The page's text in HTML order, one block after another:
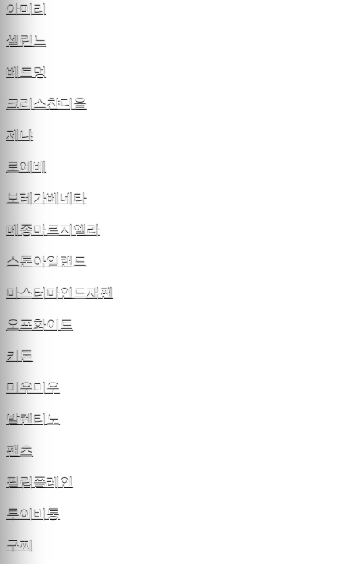
아미리
셀린느
베트멍
크리스챤디올
제냐
로에베
보테가베네타
메종마르지엘라
스톤아일랜드
마스터마인드재팬
오프화이트
키톤
미우미우
발렌티노
팬츠
필립플레인
루이비통
구찌